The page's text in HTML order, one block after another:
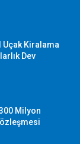
Uçak Kiralama
Dev
Milyon